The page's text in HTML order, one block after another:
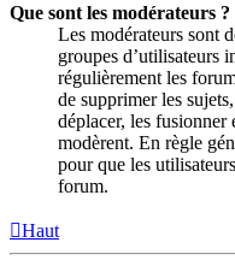
Que sont les modérateurs ?
Les modérateurs sont
groupes d’utilisateurs
régulièrement les
de supprimer les
déplacer, les fusionner
modèrent. En règle
pour que les
forum.
Haut